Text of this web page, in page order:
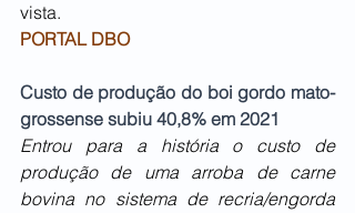
vista.
PORTAL DBO
Custo de produção do boi gordo mato-
grossense subiu 40,8% em 2021
Entrou para a história o custo de
produção de uma arroba de carne
bovina no sistema de recria/engorda